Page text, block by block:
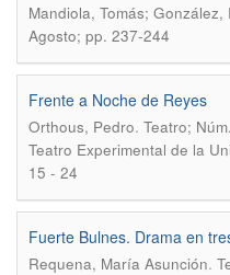
Mandiola, Tomás; González,
Agosto; pp. 237-244
Frente a Noche de Reyes
Orthous, Pedro. Teatro;
Teatro Experimental de la
15 - 24
Fuerte Bulnes. Drama en
Requena, María Asunción.